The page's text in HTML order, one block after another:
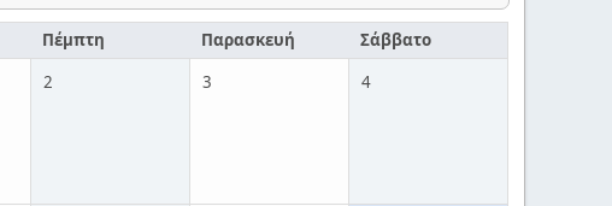
Πέμπτη Παρασκευή Σάββατο
2 3 4